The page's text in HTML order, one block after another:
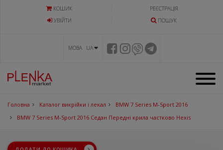
КОШИК
РЕЄСТРАЦІЯ
УВIЙТИ
ПОШУК
МОВА UA
Головна Каталог викрійки і лекал
BMW 7 Series M-Sport 2016
BMW 7 Series M-Sport 2016 Седан Передні крила частково Hexis